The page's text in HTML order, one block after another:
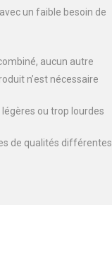
un faible besoin de
aucun autre
n’est nécessaire
ou trop lourdes
de qualités différentes